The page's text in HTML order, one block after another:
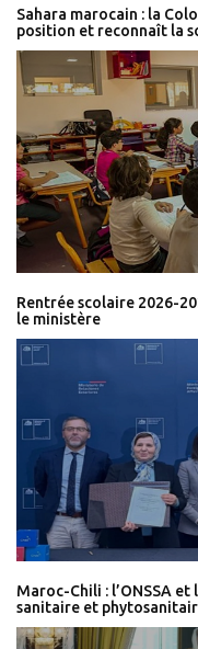
Sahara marocain : la
position et reconnaît la
Rentrée scolaire 2026-
le ministère
Maroc-Chili : l’ONSSA
sanitaire et